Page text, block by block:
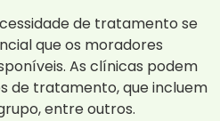
de tratamento se
que os moradores
As clínicas podem
de tratamento, que incluem
entre outros.